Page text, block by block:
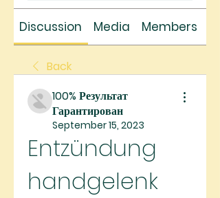
Discussion Media Members
Back
100% Результат
Гарантирован
September 15, 2023
Entzündung
handgelenk